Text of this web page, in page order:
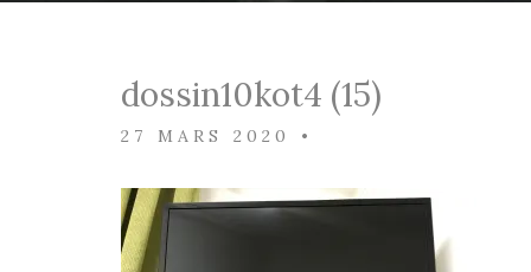
dossin10kot4 (15)
27 MARS 2020 •